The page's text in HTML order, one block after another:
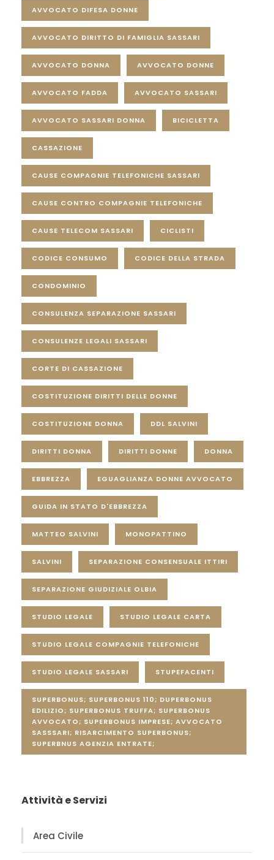
AVVOCATO DIFESA DONNE
AVVOCATO DIRITTO DI FAMIGLIA SASSARI
AVVOCATO DONNA AVVOCATO DONNE
AVVOCATO FADDA AVVOCATO SASSARI
AVVOCATO SASSARI DONNA BICICLETTA
CASSAZIONE
CAUSE COMPAGNIE TELEFONICHE SASSARI
CAUSE CONTRO COMPAGNIE TELEFONICHE
CAUSE TELECOM SASSARI CICLISTI
CODICE CONSUMO CODICE DELLA STRADA
CONDOMINIO
CONSULENZA SEPARAZIONE SASSARI
CONSULENZE LEGALI SASSARI
CORTE DI CASSAZIONE
COSTITUZIONE DIRITTI DELLE DONNE
COSTITUZIONE DONNA DDL SALVINI
DIRITTI DONNA DIRITTI DONNE DONNA
EBBREZZA EGUAGLIANZA DONNE AVVOCATO
GUIDA IN STATO D'EBBREZZA
MATTEO SALVINI MONOPATTINO
SALVINI SEPARAZIONE CONSENSUALE ITTIRI
SEPARAZIONE GIUDIZIALE OLBIA
STUDIO LEGALE STUDIO LEGALE CARTA
STUDIO LEGALE COMPAGNIE TELEFONICHE
STUDIO LEGALE SASSARI STUPEFACENTI
SUPERBONUS; SUPERBONUS 110; DUPERBONUS
EDILIZIO; SUPERBONUS TRUFFA; SUPERBONUS
AVVOCATO; SUPERBONUS IMPRESE; AVVOCATO
SASSSARI; RISARCIMENTO SUPERBONUS;
SUPERBNUS AGENZIA ENTRATE;
Attività e Servizi
Area Civile